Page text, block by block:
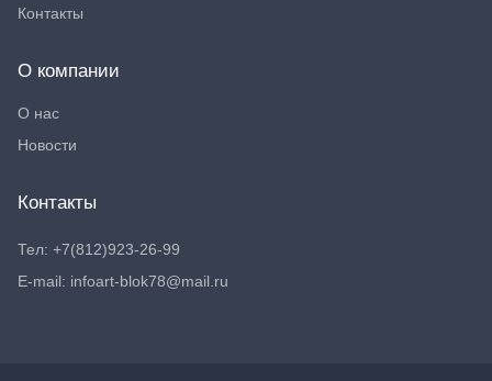
Контакты
О компании
О нас
Новости
Контакты
Тел: +7(812)923-26-99
E-mail: infoart-blok78@mail.ru